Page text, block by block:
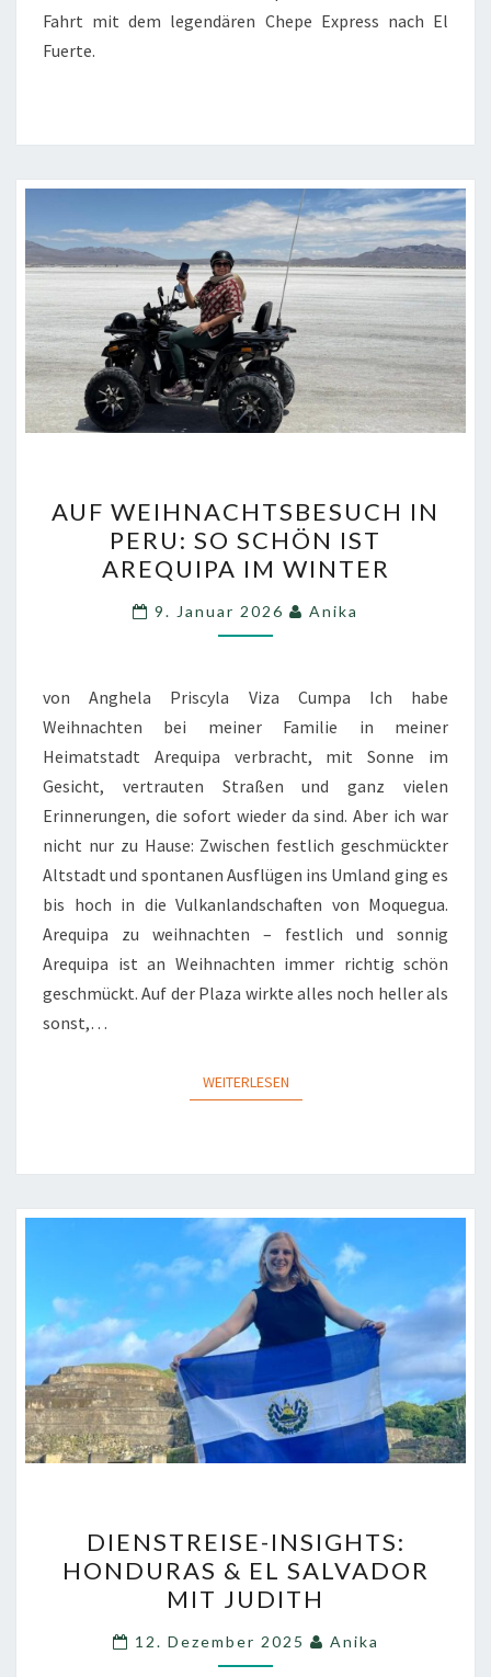
Fahrt mit dem legendären Chepe Express nach El
Fuerte.
WEIHNACHTSBESUCH
IN
PERU:
SO
SCHÖN
AREQUIPA
IM
WINTER
AUF WEIHNACHTSBESUCH IN
PERU: SO SCHÖN IST
AREQUIPA IM WINTER
9. Januar 2026 Anika
von Anghela Priscyla Viza Cumpa Ich habe
Weihnachten bei meiner Familie in meiner
Heimatstadt Arequipa verbracht, mit Sonne im
Gesicht, vertrauten Straßen und ganz vielen
Erinnerungen, die sofort wieder da sind. Aber ich war
nicht nur zu Hause: Zwischen festlich geschmückter
Altstadt und spontanen Ausflügen ins Umland ging es
bis hoch in die Vulkanlandschaften von Moquegua.
Arequipa zu weihnachten – festlich und sonnig
Arequipa ist an Weihnachten immer richtig schön
geschmückt. Auf der Plaza wirkte alles noch heller als
sonst,…
WEITERLESENWEITERLESEN
INSIGHTS:
HONDURAS
&
EL
SALVADOR
DIENSTREISE-INSIGHTS:
HONDURAS & EL SALVADOR
MIT JUDITH
12. Dezember 2025 Anika